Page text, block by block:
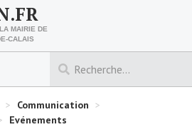
MAIRIE DE
CALAIS
> Communication >
Evénements